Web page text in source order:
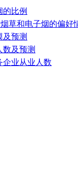
的比例
草和电子烟的偏好
及预测
数及预测
企业从业人数